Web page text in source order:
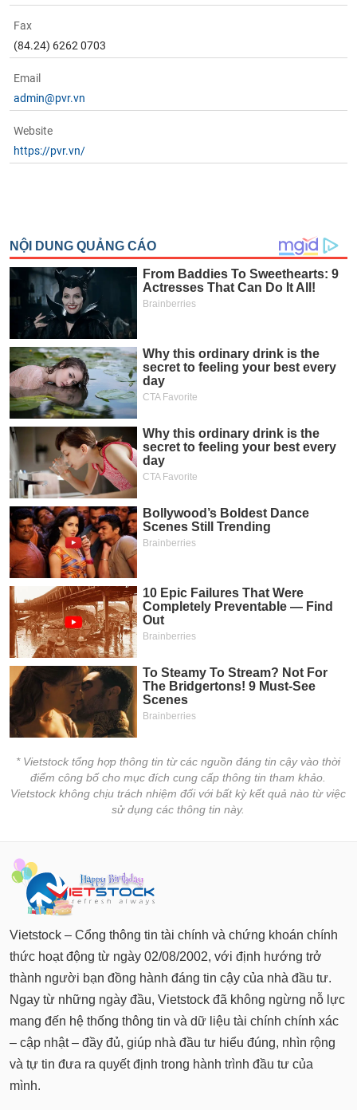
Fax
(84.24) 6262 0703
Email
admin@pvr.vn
Website
https://pvr.vn/
* Vietstock tổng hợp thông tin từ các nguồn đáng tin cậy vào thời
điểm công bố cho mục đích cung cấp thông tin tham khảo.
Vietstock không chịu trách nhiệm đối với bất kỳ kết quả nào từ việc
sử dụng các thông tin này.
Vietstock – Cổng thông tin tài chính và chứng khoán chính
thức hoạt động từ ngày 02/08/2002, với định hướng trở
thành người bạn đồng hành đáng tin cậy của nhà đầu tư.
Ngay từ những ngày đầu, Vietstock đã không ngừng nỗ lực
mang đến hệ thống thông tin và dữ liệu tài chính chính xác
– cập nhật – đầy đủ, giúp nhà đầu tư hiểu đúng, nhìn rộng
và tự tin đưa ra quyết định trong hành trình đầu tư của
mình.